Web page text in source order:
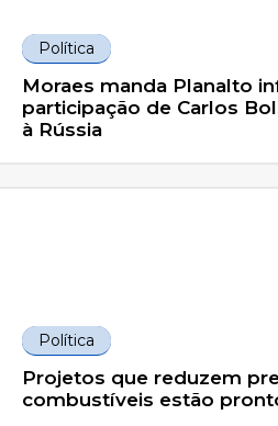
Política
Moraes manda Planalto
participação de Carlos
à Rússia
Política
Projetos que reduzem
combustíveis estão